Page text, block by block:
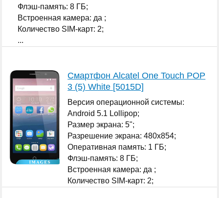
Флэш-память: 8 ГБ;
Встроенная камера: да ;
Количество SIM-карт: 2;
...
Смартфон Alcatel One Touch POP
3 (5) White [5015D]
Версия операционной системы:
Android 5.1 Lollipop;
Размер экрана: 5";
Разрешение экрана: 480x854;
Оперативная память: 1 ГБ;
Флэш-память: 8 ГБ;
Встроенная камера: да ;
Количество SIM-карт: 2;